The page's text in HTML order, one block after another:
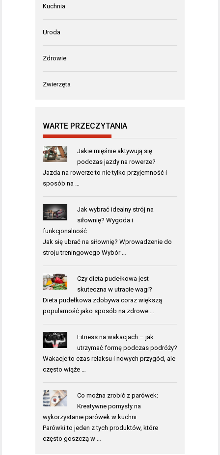
Kuchnia
Uroda
Zdrowie
Zwierzęta
WARTE PRZECZYTANIA
Jakie mięśnie aktywują się
podczas jazdy na rowerze?
Jazda na rowerze to nie tylko przyjemność i
sposób na …
Jak wybrać idealny strój na
siłownię? Wygoda i
funkcjonalność
Jak się ubrać na siłownię? Wprowadzenie do
stroju treningowego Wybór …
Czy dieta pudełkowa jest
skuteczna w utracie wagi?
Dieta pudełkowa zdobywa coraz większą
popularność jako sposób na zdrowe …
Fitness na wakacjach – jak
utrzymać formę podczas podróży?
Wakacje to czas relaksu i nowych przygód, ale
często wiąże …
Co można zrobić z parówek:
Kreatywne pomysły na
wykorzystanie parówek w kuchni
Parówki to jeden z tych produktów, które
często goszczą w …